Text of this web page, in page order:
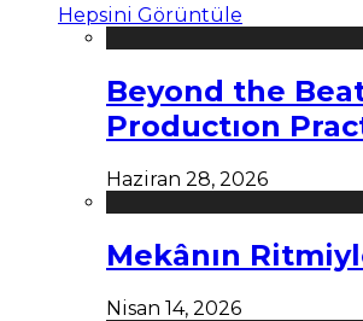
Hepsini Görüntüle
Beyond the
Productıon
Haziran 28, 2026
Mekânın
Nisan 14, 2026